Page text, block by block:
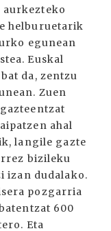
helburuetarik
egunean
Euskal
da, zentzu
Zuen
ahal
langile gazte
bizileku
izan dudalako.
pozgarria
600
Eta